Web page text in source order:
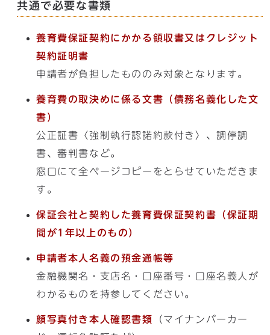
共通で必要な書類
養育費保証契約にかかる領収書又はクレジット
契約証明書
申請者が負担したもののみ対象となります。
養育費の取決めに係る文書（債務名義化した文
書）
公正証書〈強制執行認諾約款付き〉、調停調
書、審判書など。
窓口にて全ページコピーをとらせていただきま
す。
保証会社と契約した養育費保証契約書（保証期
間が1年以上のもの）
申請者本人名義の預金通帳等
金融機関名・支店名・口座番号・口座名義人が
わかるものを持参してください。
顔写真付き本人確認書類
（マイナンバーカー